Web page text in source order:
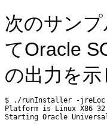
次のサンプ
てOracle
の出力を示
$ ./runInstaller -jreLoc /
Platform is Linux X86
Starting Oracle